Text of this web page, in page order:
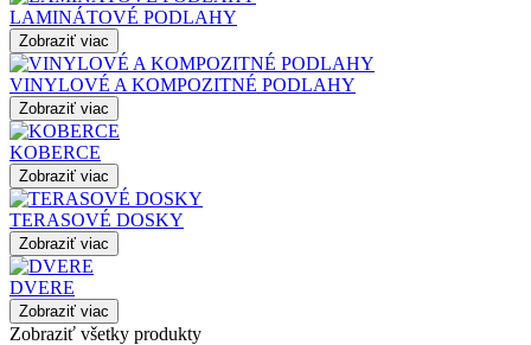
LAMINÁTOVÉ PODLAHY
Zobraziť viac
VINYLOVÉ A KOMPOZITNÉ PODLAHY
Zobraziť viac
KOBERCE
Zobraziť viac
TERASOVÉ DOSKY
Zobraziť viac
DVERE
Zobraziť viac
Zobraziť všetky produkty